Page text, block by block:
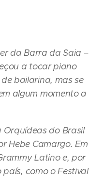
da Barra da Saia –
a tocar piano
bailarina, mas se
algum momento a
do Brasil
Hebe Camargo. Em
Latino e, por
como o Festival